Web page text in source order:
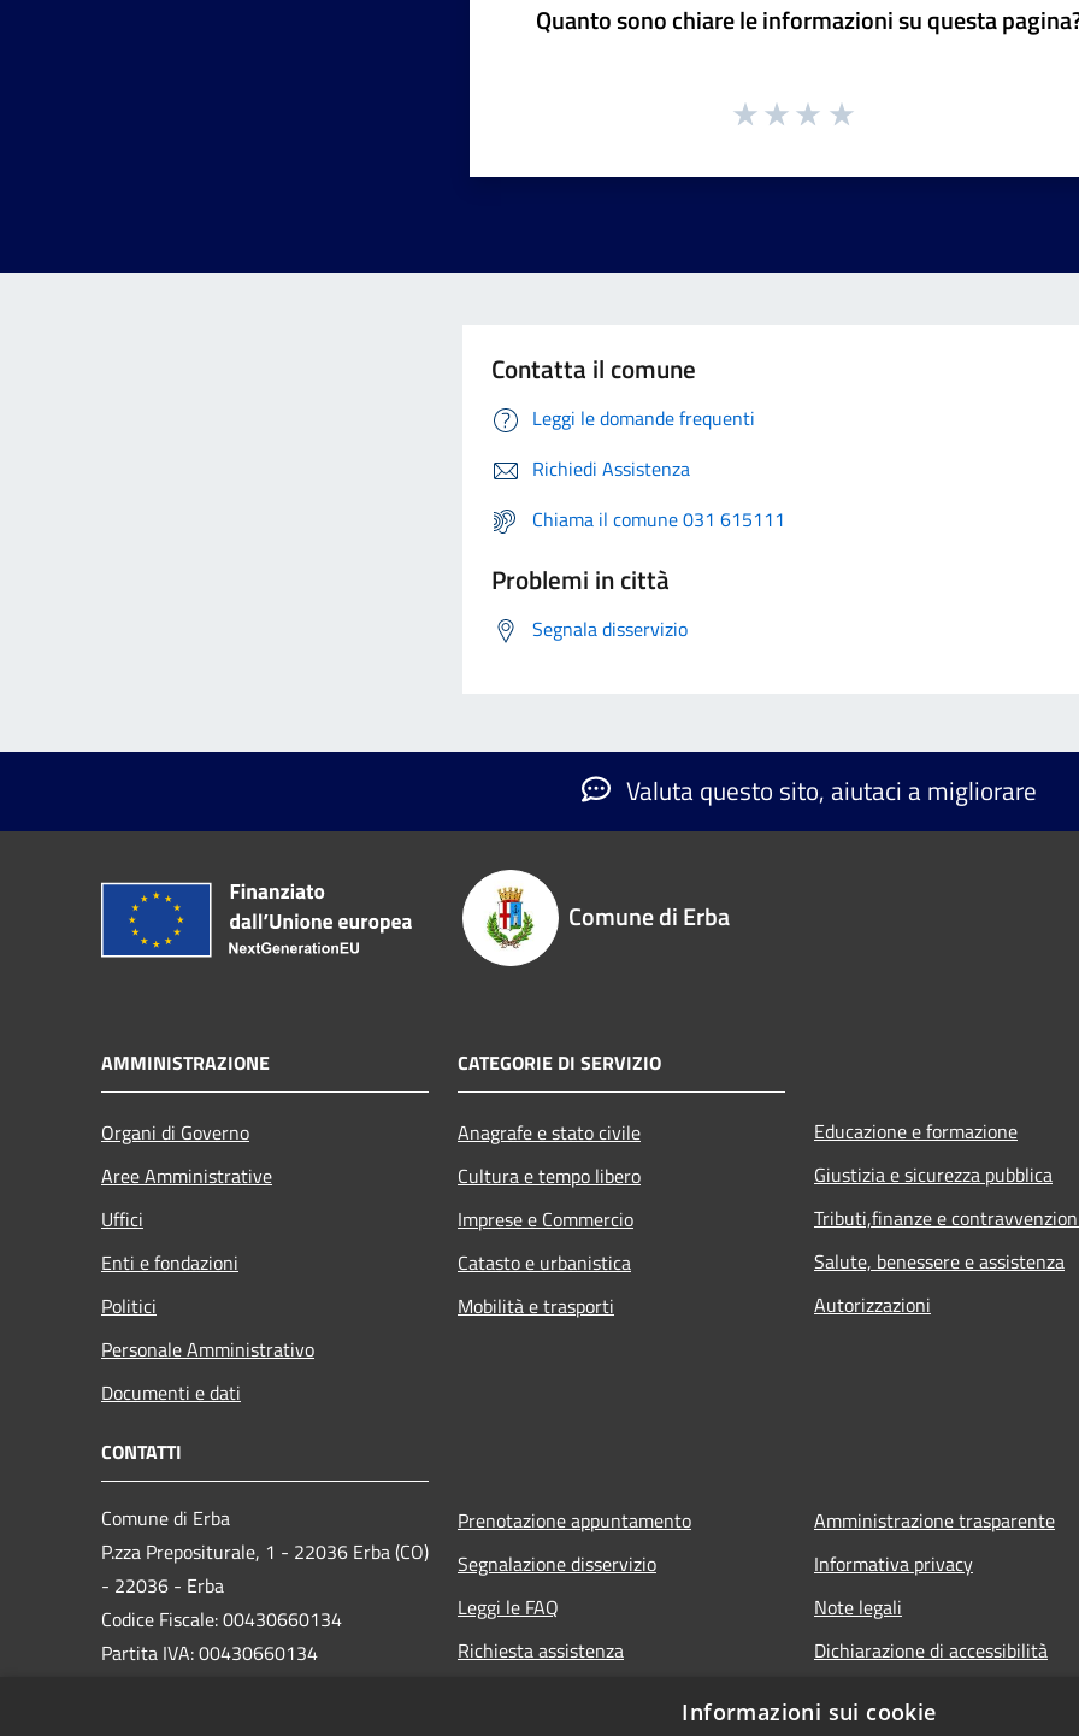
Quanto sono chiare le informazioni su questa
Contatta il comune
Leggi le domande frequenti
Richiedi Assistenza
Chiama il comune 031 615111
Problemi in città
Segnala disservizio
Valuta questo sito, aiutaci a migliorare
Comune di Erba
AMMINISTRAZIONE
Organi di Governo
Aree Amministrative
Uffici
Enti e fondazioni
Politici
Personale Amministrativo
Documenti e dati
CATEGORIE DI SERVIZIO
Anagrafe e stato civile
Cultura e tempo libero
Imprese e Commercio
Catasto e urbanistica
Mobilità e trasporti
Educazione e formazione
Giustizia e sicurezza pubblica
Tributi,finanze e
Salute, benessere e assistenza
Autorizzazioni
CONTATTI
Comune di Erba
P.zza Prepositurale, 1 - 22036 Erba (CO)
- 22036 - Erba
Codice Fiscale: 00430660134
Partita IVA: 00430660134
Prenotazione appuntamento
Segnalazione disservizio
Leggi le FAQ
Richiesta assistenza
Amministrazione trasparente
Informativa privacy
Note legali
Dichiarazione di accessibilità
Informazioni sui cookie